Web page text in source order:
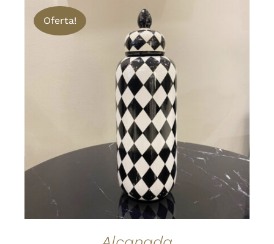
Oferta!
AÑADIR AL CARRITO